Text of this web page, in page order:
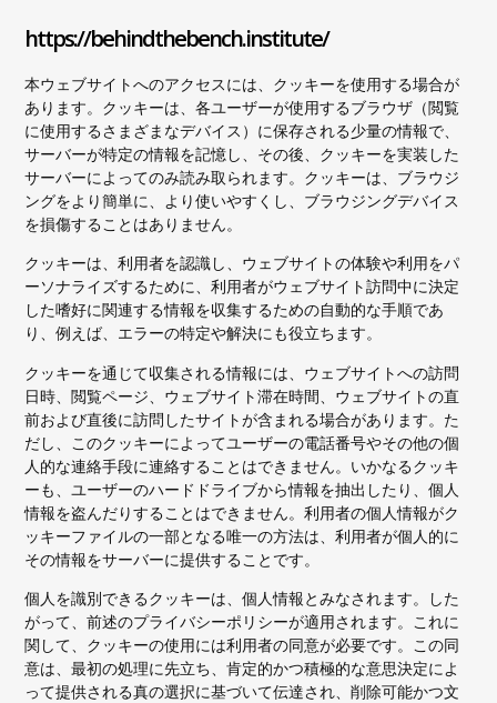
https://behindthebench.institute/
本ウェブサイトへのアクセスには、クッキーを使用する場合が
あります。クッキーは、各ユーザーが使用するブラウザ（閲覧
に使用するさまざまなデバイス）に保存される少量の情報で、
サーバーが特定の情報を記憶し、その後、クッキーを実装した
サーバーによってのみ読み取られます。クッキーは、ブラウジ
ングをより簡単に、より使いやすくし、ブラウジングデバイス
を損傷することはありません。
クッキーは、利用者を認識し、ウェブサイトの体験や利用をパ
ーソナライズするために、利用者がウェブサイト訪問中に決定
した嗜好に関連する情報を収集するための自動的な手順であ
り、例えば、エラーの特定や解決にも役立ちます。
クッキーを通じて収集される情報には、ウェブサイトへの訪問
日時、閲覧ページ、ウェブサイト滞在時間、ウェブサイトの直
前および直後に訪問したサイトが含まれる場合があります。た
だし、このクッキーによってユーザーの電話番号やその他の個
人的な連絡手段に連絡することはできません。いかなるクッキ
ーも、ユーザーのハードドライブから情報を抽出したり、個人
情報を盗んだりすることはできません。利用者の個人情報がク
ッキーファイルの一部となる唯一の方法は、利用者が個人的に
その情報をサーバーに提供することです。
個人を識別できるクッキーは、個人情報とみなされます。した
がって、前述のプライバシーポリシーが適用されます。これに
関して、クッキーの使用には利用者の同意が必要です。この同
意は、最初の処理に先立ち、肯定的かつ積極的な意思決定によ
って提供される真の選択に基づいて伝達され、削除可能かつ文